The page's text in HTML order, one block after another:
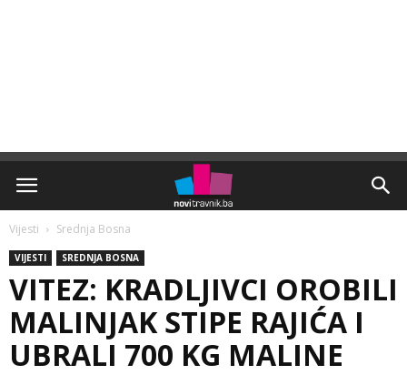
Vijesti Srednja Bosna
VIJESTI SREDNJA BOSNA
VITEZ: KRADLJIVCI OROBILI
MALINJAK STIPE RAJIĆA I
UBRALI 700 KG MALINE